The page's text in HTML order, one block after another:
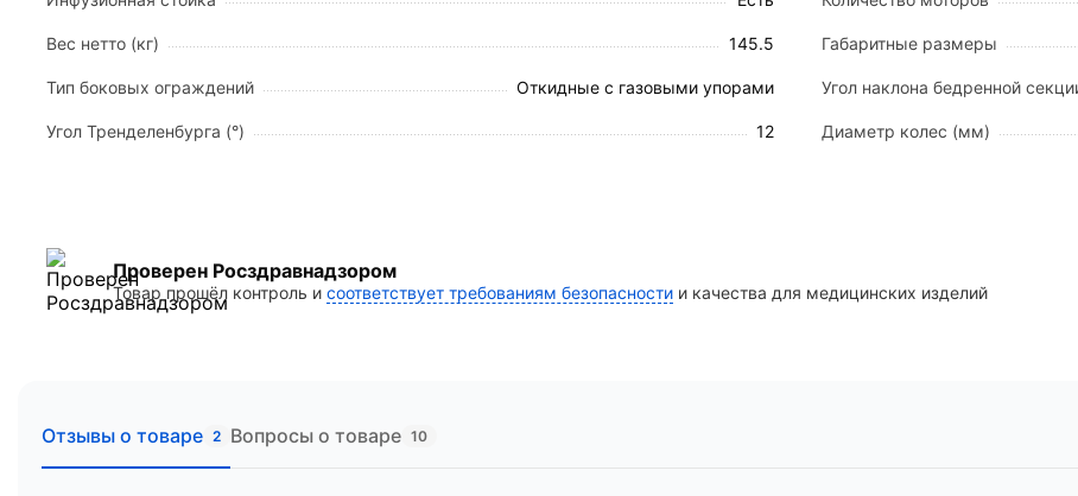
Максимальная грузоподъемность:
Собственный вес (с матрасом):
Крючки для крепления мочеприемников (2 шт).
Вес нетто (кг) 145.5 Габаритные размеры
Тип боковых ограждений Откидные с газовыми упорами Угол наклона бедренной
Угол Тренделенбурга (°) 12 Диаметр колес (мм)
Проверен Росздравнадзором
Товар прошёл контроль и соответствует требованиям безопасности и качества для медицинских изделий
Отзывы о товаре 2 Вопросы о товаре 10